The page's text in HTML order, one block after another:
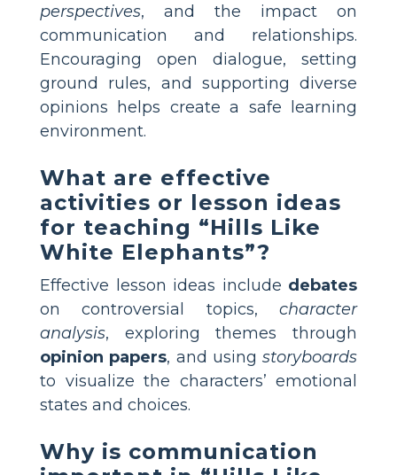
perspectives, and the impact on
communication and relationships.
Encouraging open dialogue, setting
ground rules, and supporting diverse
opinions helps create a safe learning
environment.
What are effective
activities or lesson ideas
for teaching “Hills Like
White Elephants”?
Effective lesson ideas include debates
on controversial topics, character
analysis, exploring themes through
opinion papers, and using storyboards
to visualize the characters’ emotional
states and choices.
Why is communication